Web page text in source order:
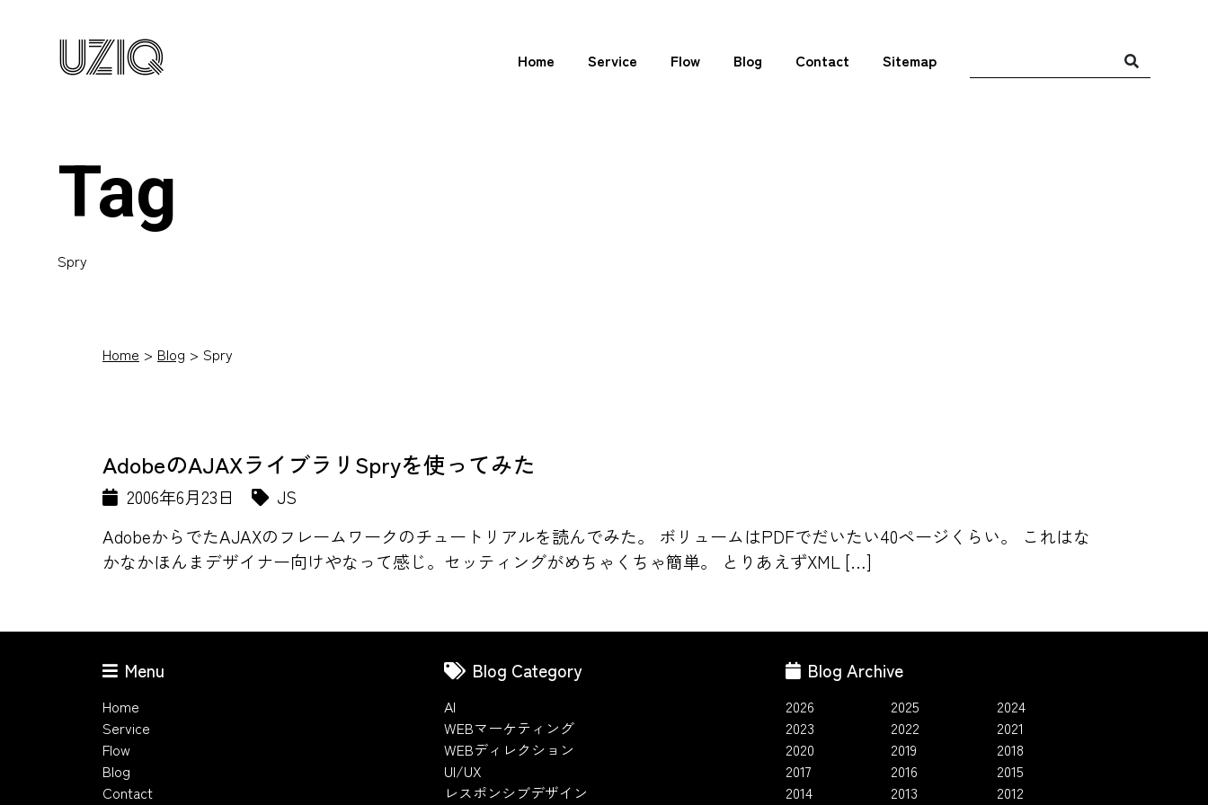
UZIQ Home Service Flow Blog Contact Sitemap
Tag
Spry
Home Blog Spry
AdobeのAJAXライブラリSpryを使ってみた
2006年6月23日
JS
AdobeからでたAJAXのフレームワークのチュートリアルを読んでみた。 ボリュームはPDFでだいたい40ページくらい。 これはな
かなかほんまデザイナー向けやなって感じ。セッティングがめちゃくちゃ簡単。 とりあえずXML […]
Menu
Home
Service
Flow
Blog
Contact
Blog Category
AI
WEBマーケティング
WEBディレクション
UI/UX
レスポンシブデザイン
Blog Archive
2026 2025
2024
2023
2022
2021
2020
2019
2018
2017
2016
2015
2014
2013
2012